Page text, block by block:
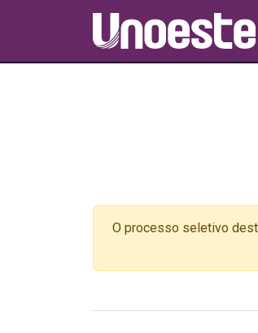
O processo seletivo